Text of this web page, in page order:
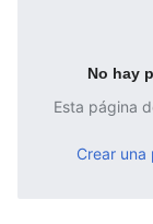
No hay
Esta página
Crear una